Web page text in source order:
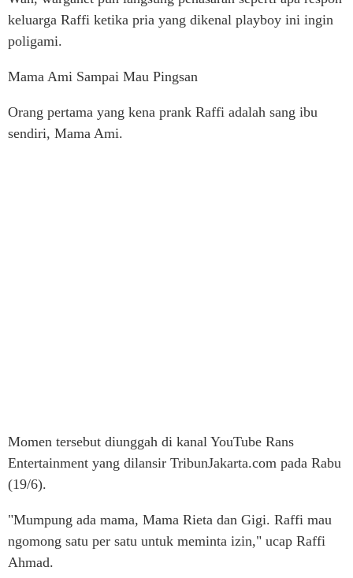
keluarga Raffi ketika pria yang dikenal playboy ini ingin
poligami.
Mama Ami Sampai Mau Pingsan
Orang pertama yang kena prank Raffi adalah sang ibu
sendiri, Mama Ami.
Momen tersebut diunggah di kanal YouTube Rans
Entertainment yang dilansir TribunJakarta.com pada Rabu
(19/6).
"Mumpung ada mama, Mama Rieta dan Gigi. Raffi mau
ngomong satu per satu untuk meminta izin," ucap Raffi
Ahmad.